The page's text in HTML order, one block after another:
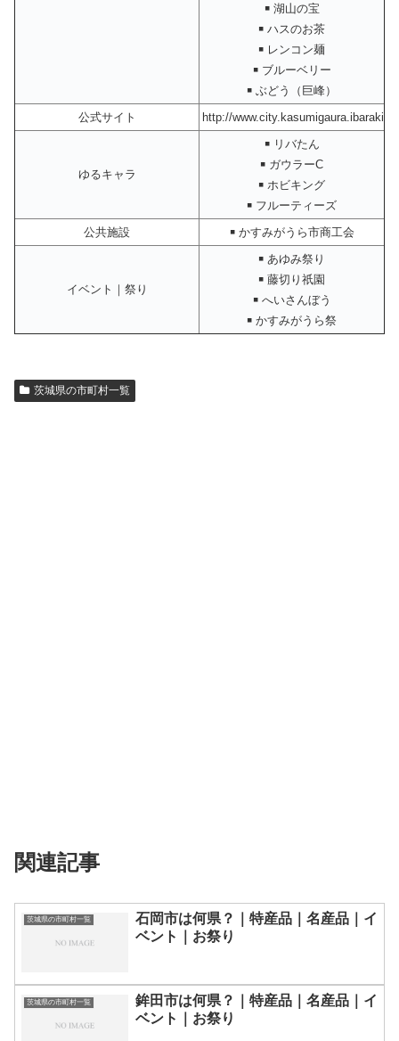
￭ 湖山の宝
￭ ハスのお茶
￭ レンコン麺
￭ ブルーベリー
￭ ぶどう（巨峰）
公式サイト
http://www.city.kasumigaura.ibaraki.jp/
ゆるキャラ
￭ リバたん
￭ ガウラーC
￭ ホビキング
￭ フルーティーズ
公共施設
￭ かすみがうら市商工会
イベント｜祭り
￭ あゆみ祭り
￭ 藤切り祇園
￭ へいさんぼう
￭ かすみがうら祭
茨城県の市町村一覧
関連記事
茨城県の市町村一覧
石岡市は何県？｜特産品｜名産品｜イ
ベント｜お祭り
茨城県の市町村一覧
鉾田市は何県？｜特産品｜名産品｜イ
ベント｜お祭り